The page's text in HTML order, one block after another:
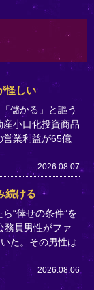
怪しい
儲かる」と謳う
小口化投資商品
営業利益が65億
2026.08.07
続ける
“倖せの条件”を
務員男性がファ
た。その男性は
2026.08.06